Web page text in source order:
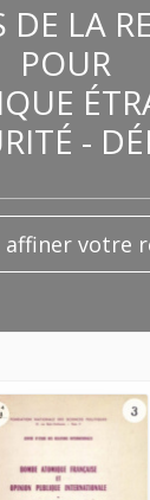
DE LA
POUR
-
affiner votre